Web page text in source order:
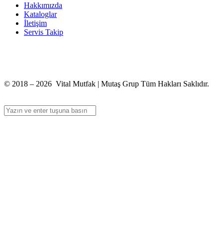
Hakkımızda
Kataloglar
İletişim
Servis Takip
© 2018 – 2026 Vital Mutfak | Mutaş Grup Tüm Hakları Saklıdır.